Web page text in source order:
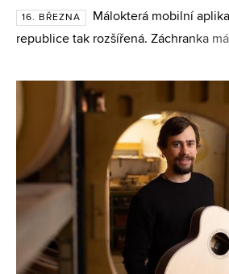
16. BŘEZNA
Málokterá mobilní
republice tak rozšířená. Záchranka
lidí, celkově jde už o více než 220